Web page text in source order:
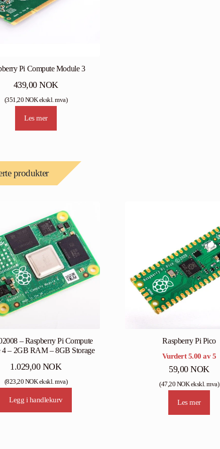
Pi Compute Module 3
439,00NOK
(351,20 NOKekskl. mva)
Les mer
produkter
– Raspberry Pi Compute
4 – 2GB RAM – 8GB Storage
1.029,00 NOK
(823,20 NOKekskl. mva)
Legg i handlekurv
Raspberry Pi Pico
Vurdert5.00 av 5
59,00NOK
(47,20 NOKekskl. mva)
Les mer